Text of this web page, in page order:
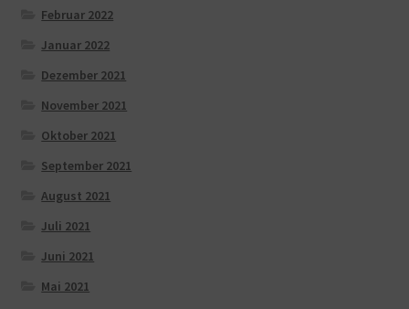
Februar 2022
Januar 2022
Dezember 2021
November 2021
Oktober 2021
September 2021
August 2021
Juli 2021
Juni 2021
Mai 2021